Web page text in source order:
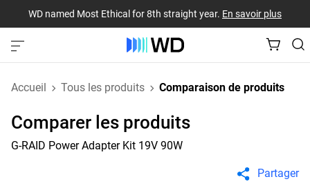
WD named Most Ethical for 8th straight year. En savoir plus
Accueil Tous les produits Comparaison de produits
Comparer les produits
G-RAID Power Adapter Kit 19V 90W
Partager